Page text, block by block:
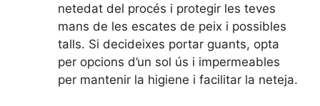
netedat del procés i protegir les teves
mans de les escates de peix i possibles
talls. Si decideixes portar guants, opta
per opcions d’un sol ús i impermeables
per mantenir la higiene i facilitar la neteja.